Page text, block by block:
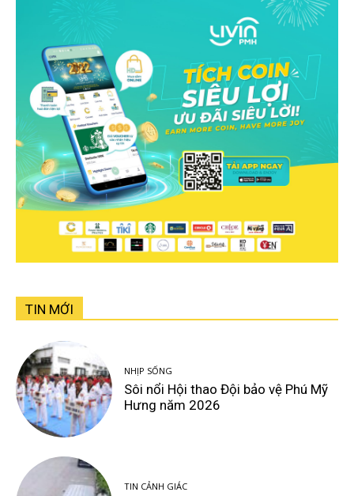
TIN MỚI
NHỊP SỐNG
Sôi nổi Hội thao Đội bảo vệ Phú Mỹ
Hưng năm 2026
TIN CẢNH GIÁC